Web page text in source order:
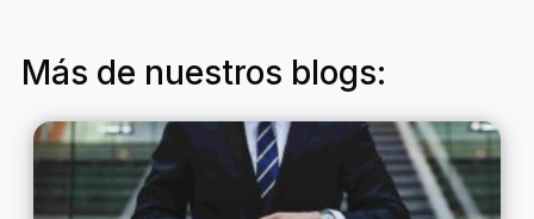
Más de nuestros blogs: